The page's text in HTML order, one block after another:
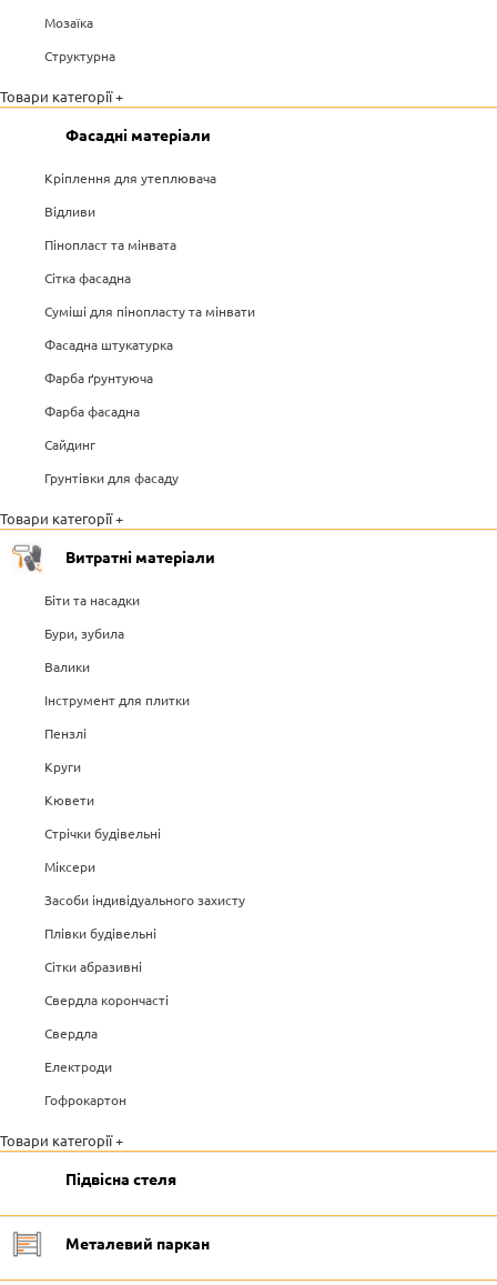
Мозаїка
Структурна
Товари категорії +
Фасадні матеріали
Кріплення для утеплювача
Відливи
Пінопласт та мінвата
Сітка фасадна
Суміші для пінопласту та мінвати
Фасадна штукатурка
Фарба ґрунтуюча
Фарба фасадна
Сайдинг
Грунтівки для фасаду
Товари категорії +
Витратні матеріали
Біти та насадки
Бури, зубила
Валики
Інструмент для плитки
Пензлі
Круги
Кювети
Стрічки будівельні
Міксери
Засоби індивідуального захисту
Плівки будівельні
Сітки абразивні
Свердла корончасті
Свердла
Електроди
Гофрокартон
Товари категорії +
Підвісна стеля
Металевий паркан